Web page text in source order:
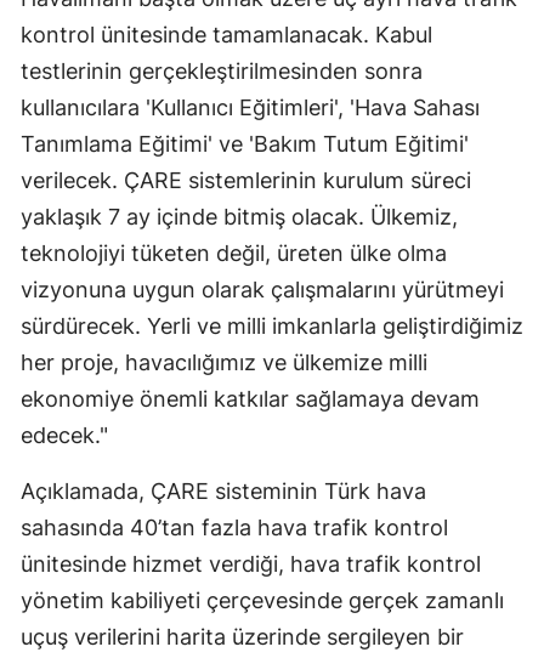
Malatya
Manisa
Kahramanmaraş
Mardin
Muş
Nevşehir
Rize
Sakarya
Siirt
kontrol ünitesinde tamamlanacak. Kabul
testlerinin gerçekleştirilmesinden sonra
kullanıcılara 'Kullanıcı Eğitimleri', 'Hava Sahası
Tanımlama Eğitimi' ve 'Bakım Tutum Eğitimi'
verilecek. ÇARE sistemlerinin kurulum süreci
yaklaşık 7 ay içinde bitmiş olacak. Ülkemiz,
teknolojiyi tüketen değil, üreten ülke olma
vizyonuna uygun olarak çalışmalarını yürütmeyi
sürdürecek. Yerli ve milli imkanlarla geliştirdiğimiz
her proje, havacılığımız ve ülkemize milli
ekonomiye önemli katkılar sağlamaya devam
edecek."
Açıklamada, ÇARE sisteminin Türk hava
sahasında 40’tan fazla hava trafik kontrol
ünitesinde hizmet verdiği, hava trafik kontrol
yönetim kabiliyeti çerçevesinde gerçek zamanlı
uçuş verilerini harita üzerinde sergileyen bir